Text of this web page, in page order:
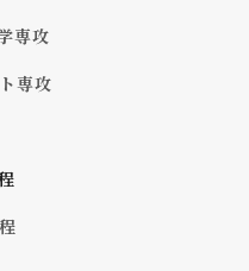
専攻
専攻